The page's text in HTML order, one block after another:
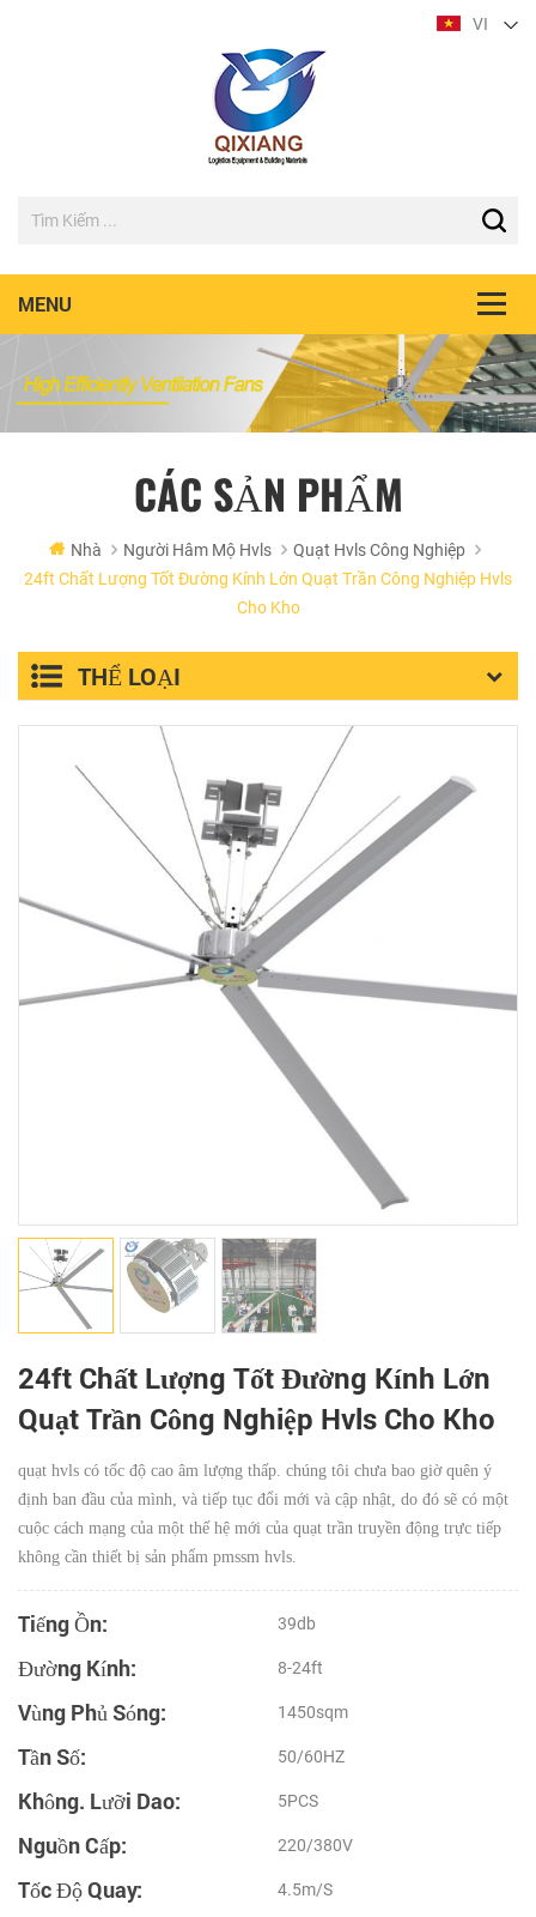
VI
CÁC SẢN PHẨM
Nhà Người Hâm Mộ Hvls
Quạt Hvls Công Nghiệp
24ft Chất Lượng Tốt Đường Kính Lớn Quạt Trần Công Nghiệp Hvls
Cho Kho
THỂ LOẠI
24ft Chất Lượng Tốt Đường Kính Lớn
Quạt Trần Công Nghiệp Hvls Cho Kho
quạt hvls có tốc độ cao âm lượng thấp. chúng tôi chưa bao giờ quên ý
định ban đầu của mình, và tiếp tục đổi mới và cập nhật, do đó sẽ có một
cuộc cách mạng của một thế hệ mới của quạt trần truyền động trực tiếp
không cần thiết bị sản phẩm pmssm hvls.
Tiếng Ồn: 39db
Đường Kính: 8-24ft
Vùng Phủ Sóng: 1450sqm
Tần Số: 50/60HZ
Không. Lưỡi Dao: 5PCS
Nguồn Cấp: 220/380V
Tốc Độ Quay: 4.5m/s